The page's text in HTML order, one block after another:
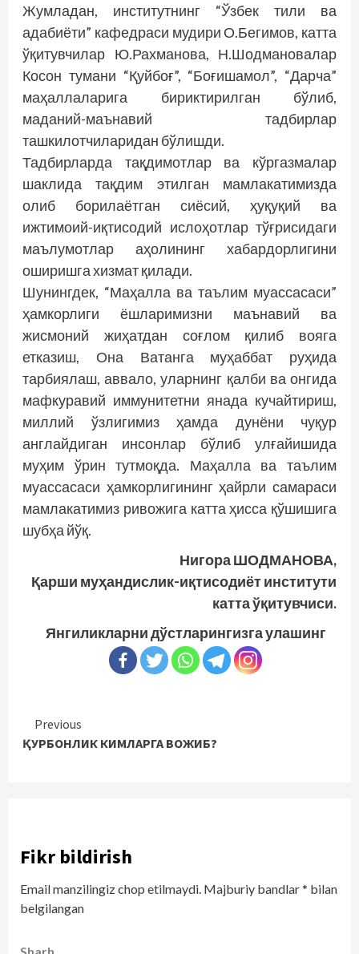
Жумладан, институтнинг “Ўзбек тили ва
адабиёти” кафедраси мудири О.Бегимов, катта
ўқитувчилар Ю.Рахманова, Н.Шодмановалар
Косон тумани “Қуйбоғ”, “Боғишамол”, “Дарча”
маҳаллаларига бириктирилган бўлиб,
маданий-маънавий тадбирлар
ташкилотчиларидан бўлишди.
Тадбирларда тақдимотлар ва кўргазмалар
шаклида тақдим этилган мамлакатимизда
олиб борилаётган сиёсий, ҳуқуқий ва
ижтимоий-иқтисодий ислоҳотлар тўғрисидаги
маълумотлар аҳолининг хабардорлигини
оширишга хизмат қилади.
Шунингдек, “Маҳалла ва таълим муассасаси”
ҳамкорлиги ёшларимизни маънавий ва
жисмоний жиҳатдан соғлом қилиб вояга
етказиш, Она Ватанга муҳаббат руҳида
тарбиялаш, аввало, уларнинг қалби ва онгида
мафкуравий иммунитетни янада кучайтириш,
миллий ўзлигимиз ҳамда дунёни чуқур
англайдиган инсонлар бўлиб улғайишида
муҳим ўрин тутмоқда. Маҳалла ва таълим
муассасаси ҳамкорлигининг ҳайрли самараси
мамлакатимиз ривожига катта ҳисса қўшишига
шубҳа йўқ.
Нигора ШОДМАНОВА,
Қарши муҳандислик-иқтисодиёт институти
катта ўқитувчиси.
Янгиликларни дўстларингизга улашинг
Continue
Reading
Previous
ҚУРБОНЛИК КИМЛАРГА ВОЖИБ?
Fikr bildirish
Email manzilingiz chop etilmaydi. Majburiy bandlar* bilan
belgilangan